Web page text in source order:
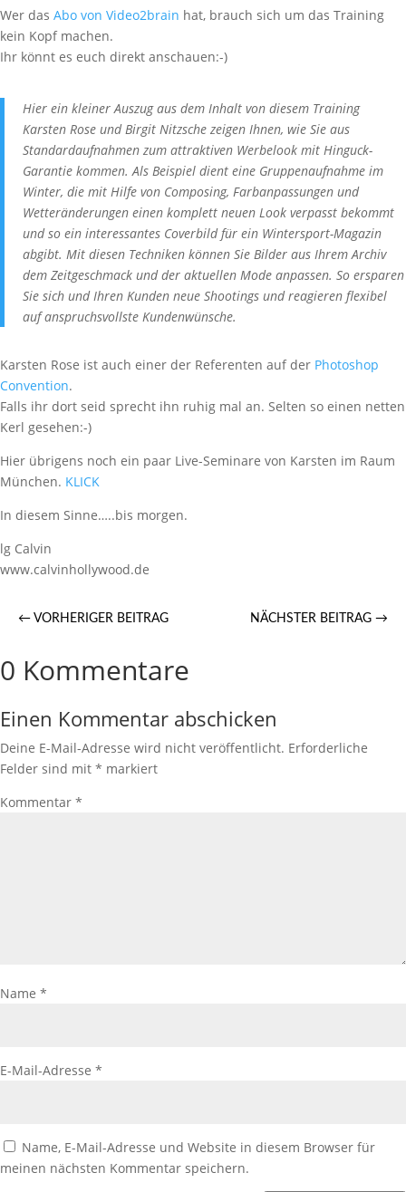
Wer das Abo von Video2brain hat, brauch sich um das Training
kein Kopf machen.
Ihr könnt es euch direkt anschauen:-)
Hier ein kleiner Auszug aus dem Inhalt von diesem Training
Karsten Rose und Birgit Nitzsche zeigen Ihnen, wie Sie aus
Standardaufnahmen zum attraktiven Werbelook mit Hinguck-
Garantie kommen. Als Beispiel dient eine Gruppenaufnahme im
Winter, die mit Hilfe von Composing, Farbanpassungen und
Wetteränderungen einen komplett neuen Look verpasst bekommt
und so ein interessantes Coverbild für ein Wintersport-Magazin
abgibt. Mit diesen Techniken können Sie Bilder aus Ihrem Archiv
dem Zeitgeschmack und der aktuellen Mode anpassen. So ersparen
Sie sich und Ihren Kunden neue Shootings und reagieren flexibel
auf anspruchsvollste Kundenwünsche.
Karsten Rose ist auch einer der Referenten auf der Photoshop
Convention.
Falls ihr dort seid sprecht ihn ruhig mal an. Selten so einen netten
Kerl gesehen:-)
Hier übrigens noch ein paar Live-Seminare von Karsten im Raum
München. KLICK
In diesem Sinne…..bis morgen.
lg Calvin
www.calvinhollywood.de
← VORHERIGER BEITRAG NÄCHSTER BEITRAG →
0 Kommentare
Einen Kommentar abschicken
Deine E-Mail-Adresse wird nicht veröffentlicht. Erforderliche
Felder sind mit * markiert
Kommentar *
Name *
E-Mail-Adresse *
Name, E-Mail-Adresse und Website in diesem Browser für
meinen nächsten Kommentar speichern.